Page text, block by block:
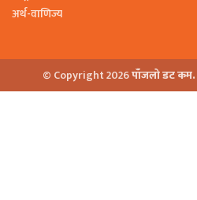
अर्थ-वाणिज्य
© Copyright 2026पाँजलो डट कम.